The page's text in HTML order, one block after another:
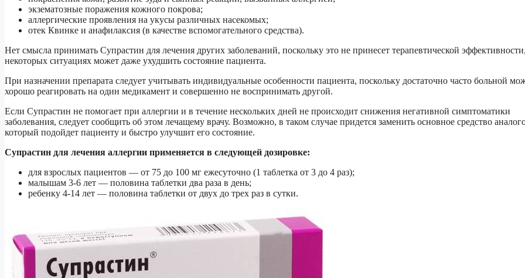
экзематозные поражения кожного покрова;
аллергические проявления на укусы различных насекомых;
отек Квинке и анафилаксия (в качестве вспомогательного средства).
Нет смысла принимать Супрастин для лечения других заболеваний, поскольку это не принесет терапевтической
некоторых ситуациях может даже ухудшить состояние пациента.
При назначении препарата следует учитывать индивидуальные особенности пациента, поскольку достаточно часто больной
хорошо реагировать на один медикамент и совершенно не воспринимать другой.
Если Супрастин не помогает при аллергии и в течение нескольких дней не происходит снижения негативной симптоматики
заболевания, следует сообщить об этом лечащему врачу. Возможно, в таком случае придется заменить основное средство
который подойдет пациенту и быстро улучшит его состояние.
Супрастин для лечения аллергии применяется в следующей дозировке:
для взрослых пациентов — от 75 до 100 мг ежесуточно (1 таблетка от 3 до 4 раз);
малышам 3-6 лет — половина таблетки два раза в день;
ребенку 4-14 лет — половина таблетки от двух до трех раз в сутки.